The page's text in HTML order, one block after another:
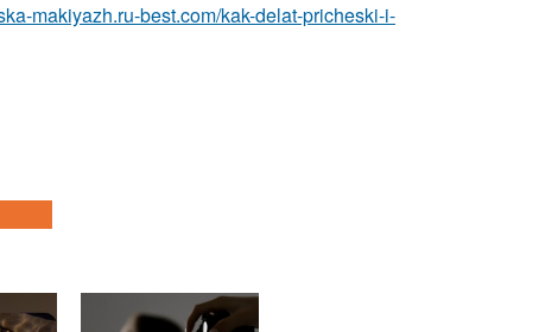
makiyazh.ru-best.com/kak-delat-pricheski-i-